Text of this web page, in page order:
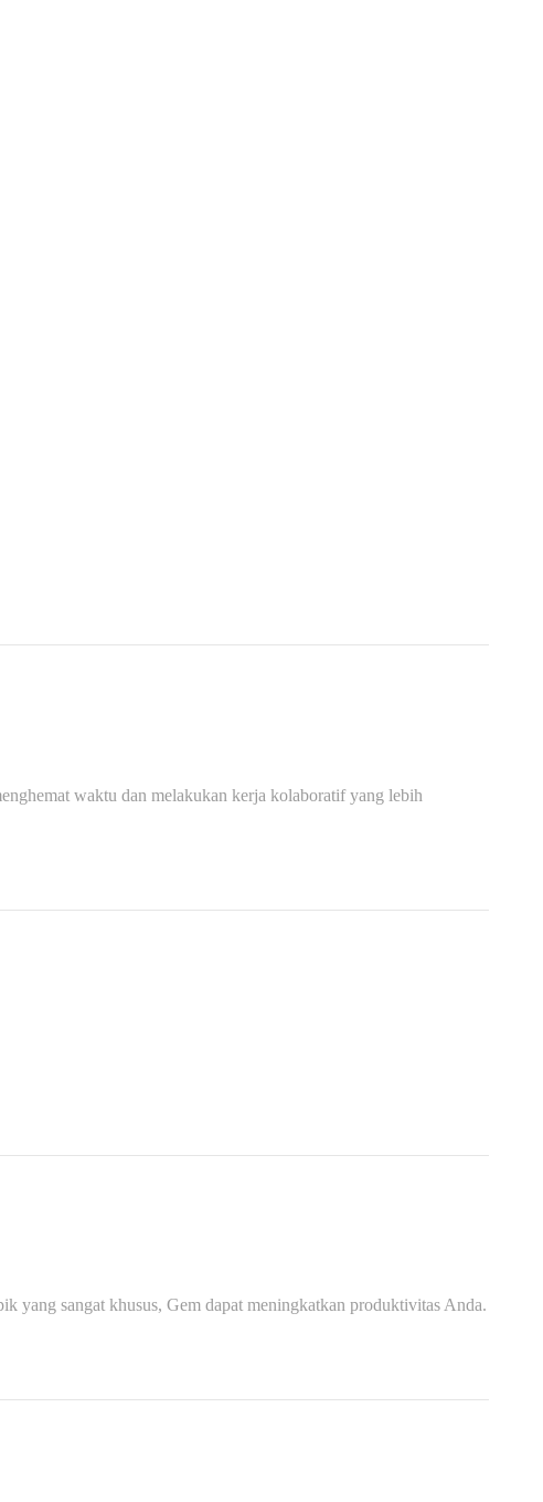
waktu dan melakukan kerja kolaboratif yang lebih
yang sangat khusus, Gem dapat meningkatkan produktivitas Anda.